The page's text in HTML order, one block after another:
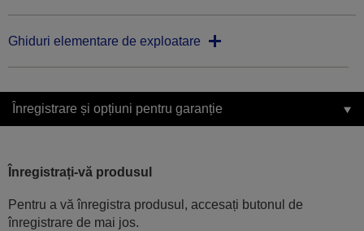
Ghiduri elementare de exploatare
Înregistrare și opțiuni pentru garanție
Înregistrați-vă produsul
Pentru a vă înregistra produsul, accesați butonul de
înregistrare de mai jos.